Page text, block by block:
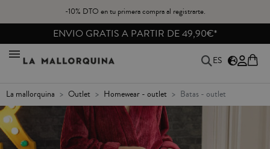
-10% DTO en tu primera compra al registrarte.
ENVIO GRATIS A PARTIR DE 49,90€*
ES
la mallorquina outlet homewear - outlet batas - outlet